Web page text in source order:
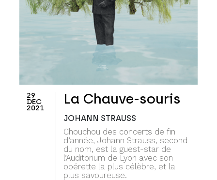
29
DEC
2021
La Chauve-souris
JOHANN STRAUSS
Chouchou des concerts de fin
d’année, Johann Strauss, second
du nom, est la guest-star de
l’Auditorium de Lyon avec son
opérette la plus célèbre, et la
plus savoureuse.